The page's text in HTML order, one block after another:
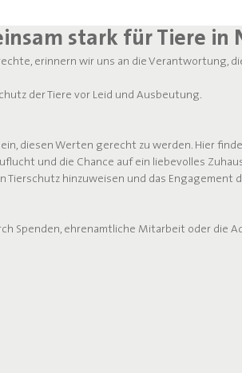
stark für Tiere in
erinnern wir uns an die Verantwortung,
der Tiere vor Leid und Ausbeutung.
diesen Werten gerecht zu werden. Hier
und die Chance auf ein liebevolles
hinzuweisen und das Engagement
Spenden, ehrenamtliche Mitarbeit oder die